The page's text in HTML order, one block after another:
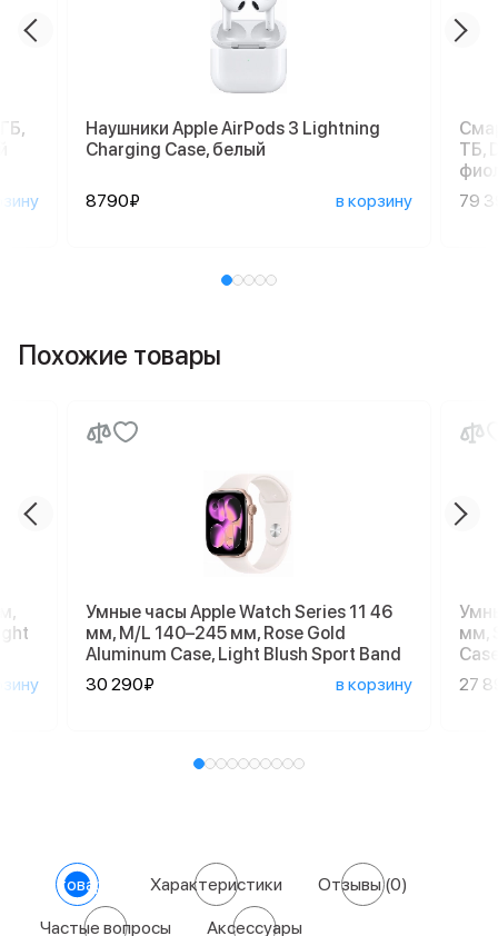
Наушники Apple AirPods 3 Lightning
Charging Case, белый
8790₽ в корзину
ТБ,
79
Похожие товары
Умные часы Apple Watch Series 11 46
мм, M/L 140–245 мм, Rose Gold
Aluminum Case, Light Blush Sport Band
30 290₽
в корзину
мм,
27
О товаре Характеристики Отзывы(0)
Частые вопросы Аксессуары